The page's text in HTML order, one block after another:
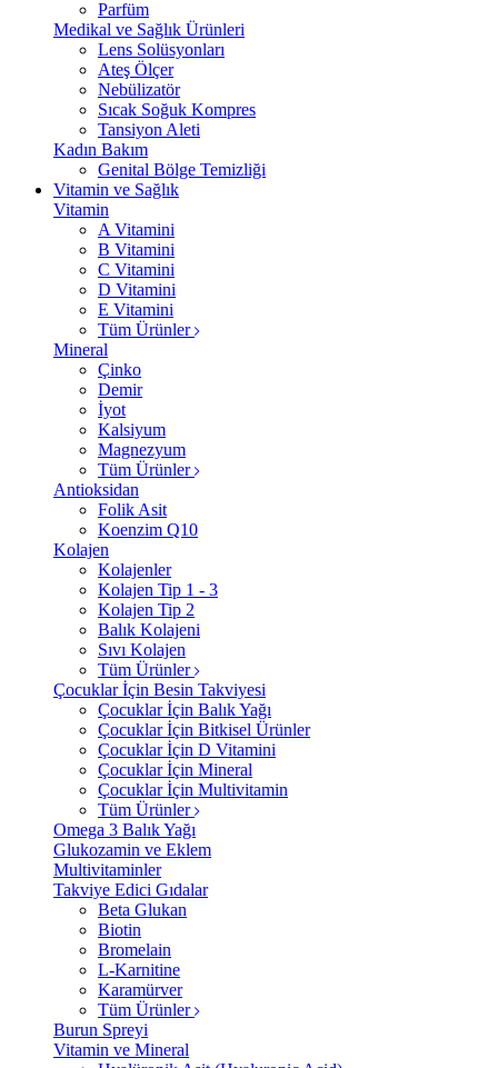
Parfüm
Medikal ve Sağlık Ürünleri
Lens Solüsyonları
Ateş Ölçer
Nebülizatör
Sıcak Soğuk Kompres
Tansiyon Aleti
Kadın Bakım
Genital Bölge Temizliği
Vitamin ve Sağlık
Vitamin
A Vitamini
B Vitamini
C Vitamini
D Vitamini
E Vitamini
Tüm Ürünler
Mineral
Çinko
Demir
İyot
Kalsiyum
Magnezyum
Tüm Ürünler
Antioksidan
Folik Asit
Koenzim Q10
Kolajen
Kolajenler
Kolajen Tip 1 - 3
Kolajen Tip 2
Balık Kolajeni
Sıvı Kolajen
Tüm Ürünler
Çocuklar İçin Besin Takviyesi
Çocuklar İçin Balık Yağı
Çocuklar İçin Bitkisel Ürünler
Çocuklar İçin D Vitamini
Çocuklar İçin Mineral
Çocuklar İçin Multivitamin
Tüm Ürünler
Omega 3 Balık Yağı
Glukozamin ve Eklem
Multivitaminler
Takviye Edici Gıdalar
Beta Glukan
Biotin
Bromelain
L-Karnitine
Karamürver
Tüm Ürünler
Burun Spreyi
Vitamin ve Mineral